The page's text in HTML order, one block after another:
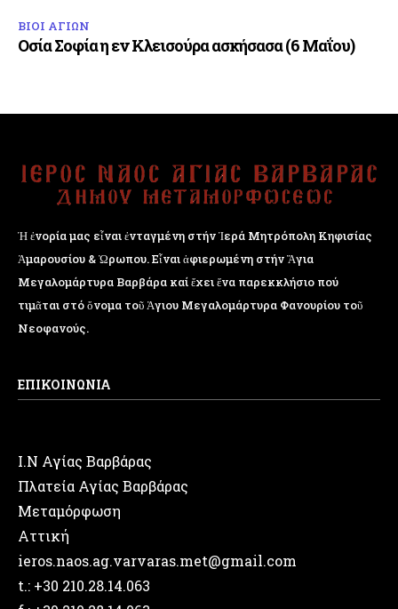
ΒΙΟΙ ΑΓΙΩΝ
Οσία Σοφία η εν Κλεισούρα ασκήσασα (6 Μαΐου)
Ἡ ἐνορία μας εἶναι ἐνταγμένη στήν Ἱερά Μητρόπολη Κηφισίας
Ἁμαρουσίου & Ὠρωπου. Εἶναι ἀφιερωμένη στήν Ἅγια
Μεγαλομάρτυρα Βαρβάρα καί ἔχει ἕνα παρεκκλήσιο πού
τιμᾶται στό ὄνομα τοῦ Ἁγιου Μεγαλομάρτυρα Φανουρίου τοῦ
Νεοφανούς.
ΕΠΙΚΟΙΝΩΝΙΑ
Ι.Ν Αγίας Βαρβάρας
Πλατεία Αγίας Βαρβάρας
Μεταμόρφωση
Αττική
ieros.naos.ag.varvaras.met@gmail.com
t.: +30 210.28.14.063